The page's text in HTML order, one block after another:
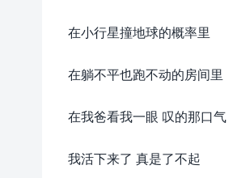
在小行星撞地球的概率里
在躺不平也跑不动的房间里
在我爸看我一眼 叹的那口气
我活下来了 真是了不起